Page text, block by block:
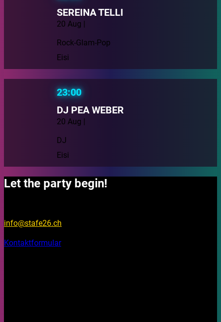
SEREINA TELLI
20 Aug |
Rock-Glam-Pop
Eisi
23:00
DJ PEA WEBER
20 Aug |
DJ
Eisi
Let the party begin!
info@stafe26.ch
Kontaktformular